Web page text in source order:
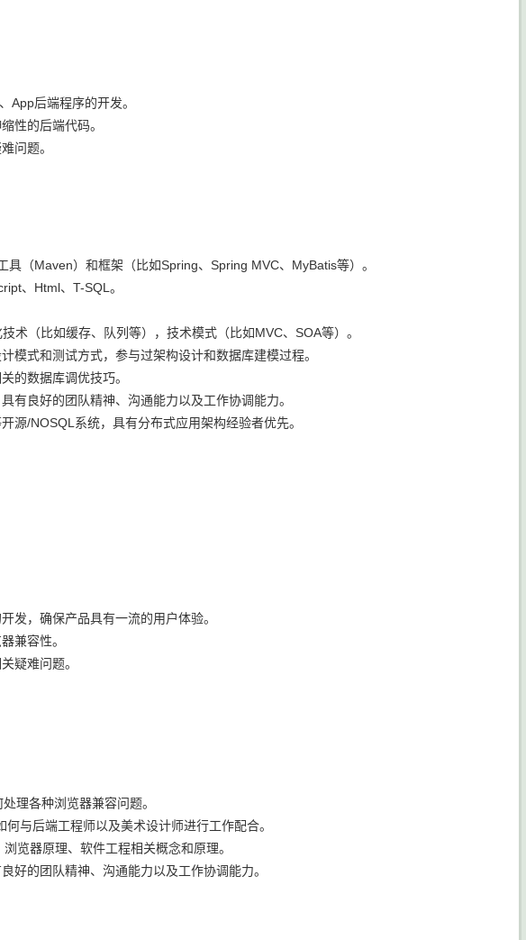
App后端程序的开发。
性的后端代码。
问题。
（Maven）和框架（比如Spring、Spring MVC、MyBatis等）。
、Html、T-SQL。
术（比如缓存、队列等），技术模式（比如MVC、SOA等）。
模式和测试方式，参与过架构设计和数据库建模过程。
的数据库调优技巧。
有良好的团队精神、沟通能力以及工作协调能力。
源/NOSQL系统，具有分布式应用架构经验者优先。
发，确保产品具有一流的用户体验。
兼容性。
疑难问题。
理各种浏览器兼容问题。
与后端工程师以及美术设计师进行工作配合。
览器原理、软件工程相关概念和原理。
好的团队精神、沟通能力以及工作协调能力。